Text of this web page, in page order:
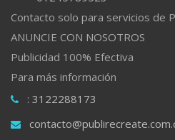
Contacto solo para servicios de
ANUNCIE CON NOSOTROS
Publicidad 100% Efectiva
Para más información
: 3122288173